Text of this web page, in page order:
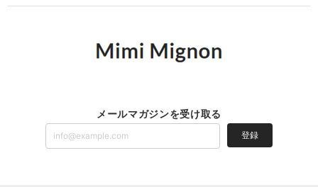
メールマガジンを受け取る
登録